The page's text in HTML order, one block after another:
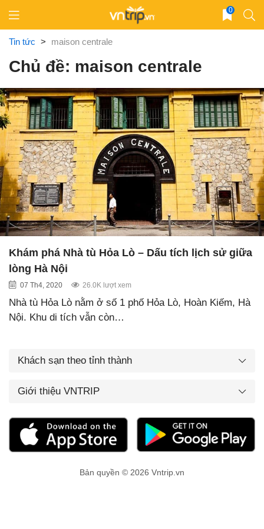
content
0
Tin tức > maison centrale
Chủ đề: maison centrale
Khám phá Nhà tù Hỏa Lò – Dấu tích lịch sử giữa
lòng Hà Nội
07 Th4, 2020 26.0K lượt xem
Nhà tù Hỏa Lò nằm ở số 1 phố Hỏa Lò, Hoàn Kiếm, Hà
Nội. Khu di tích vẫn còn…
Khách sạn theo tỉnh thành
Giới thiệu VNTRIP
Bản quyền © 2026 Vntrip.vn